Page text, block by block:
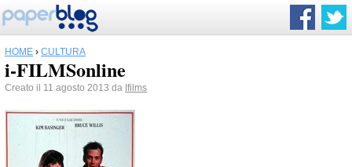
HOME › CULTURA
i-FILMSonline
Creato il 11 agosto 2013 da Ifilms